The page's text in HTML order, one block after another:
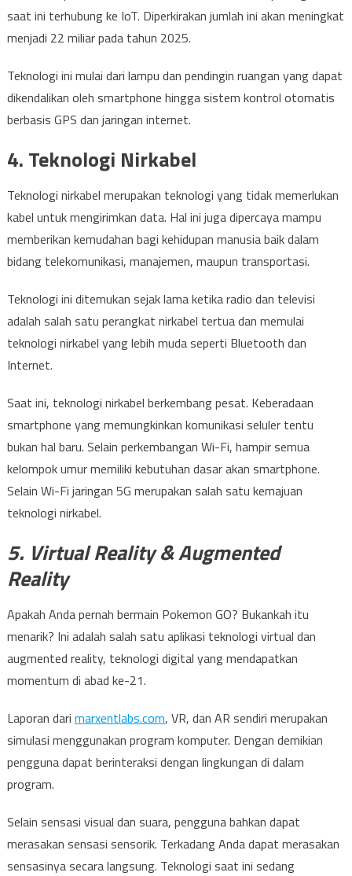
saat ini terhubung ke IoT. Diperkirakan jumlah ini akan meningkat
menjadi 22 miliar pada tahun 2025.
Teknologi ini mulai dari lampu dan pendingin ruangan yang dapat
dikendalikan oleh smartphone hingga sistem kontrol otomatis
berbasis GPS dan jaringan internet.
4. Teknologi Nirkabel
Teknologi nirkabel merupakan teknologi yang tidak memerlukan
kabel untuk mengirimkan data. Hal ini juga dipercaya mampu
memberikan kemudahan bagi kehidupan manusia baik dalam
bidang telekomunikasi, manajemen, maupun transportasi.
Teknologi ini ditemukan sejak lama ketika radio dan televisi
adalah salah satu perangkat nirkabel tertua dan memulai
teknologi nirkabel yang lebih muda seperti Bluetooth dan
Internet.
Saat ini, teknologi nirkabel berkembang pesat. Keberadaan
smartphone yang memungkinkan komunikasi seluler tentu
bukan hal baru. Selain perkembangan Wi-Fi, hampir semua
kelompok umur memiliki kebutuhan dasar akan smartphone.
Selain Wi-Fi jaringan 5G merupakan salah satu kemajuan
teknologi nirkabel.
5. Virtual Reality & Augmented
Reality
Apakah Anda pernah bermain Pokemon GO? Bukankah itu
menarik? Ini adalah salah satu aplikasi teknologi virtual dan
augmented reality, teknologi digital yang mendapatkan
momentum di abad ke-21.
Laporan dari marxentlabs.com, VR, dan AR sendiri merupakan
simulasi menggunakan program komputer. Dengan demikian
pengguna dapat berinteraksi dengan lingkungan di dalam
program.
Selain sensasi visual dan suara, pengguna bahkan dapat
merasakan sensasi sensorik. Terkadang Anda dapat merasakan
sensasinya secara langsung. Teknologi saat ini sedang